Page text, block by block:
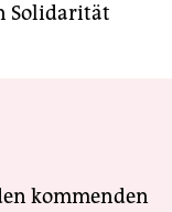
Solidarität
kommenden